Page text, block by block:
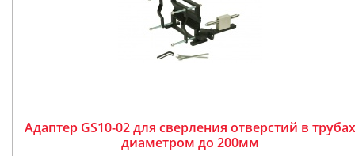
Адаптер GS10-02 для сверления отверстий в трубах
диаметром до 200мм